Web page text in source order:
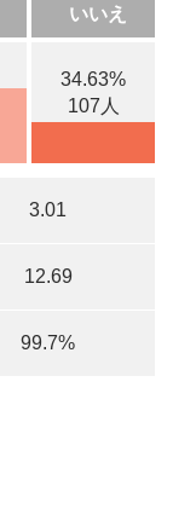
いいえ
34.63%
107人
3.01
12.69
99.7%